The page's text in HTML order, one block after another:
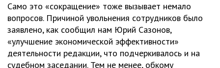
Само это «сокращение» тоже вызывает немало
вопросов. Причиной увольнения сотрудников было
заявлено, как сообщил нам Юрий Сазонов,
«улучшение экономической эффективности»
деятельности редакции, что подчеркивалось и на
судебном заседании. Тем не менее, обкому